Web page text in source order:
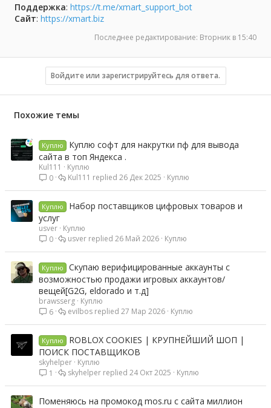
Поддержка: https://t.me/xmart_support_bot
Сайт: https://xmart.biz
Последнее редактирование: Вторник в 15:40
Войдите или зарегистрируйтесь для ответа.
Похожие темы
Куплю
Куплю софт для накрутки пф для вывода
сайта в топ Яндекса .
Kul111
Куплю
0
Куплю
26 Дек 2025
Kul111
Куплю
Набор поставщиков цифровых товаров и
услуг
usver Куплю
0
Куплю
26 Май 2026
usver
Куплю
Скупаю верифицированные аккаунты с
возможностью продажи игровых аккаунтов/
вещей[G2G, eldorado и т.д]
brawsserg Куплю
6
Куплю
27 Мар 2026
evilbos
Куплю
ROBLOX COOKIES | КРУПНЕЙШИЙ ШОП |
ПОИСК ПОСТАВЩИКОВ
skyhelper Куплю
1
Куплю
24 Окт 2025
skyhelper
Поменяюсь на промокод mos.ru с сайта миллион